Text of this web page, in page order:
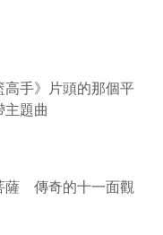
手》片頭的那個平
題曲
薩 傳奇的十一面觀